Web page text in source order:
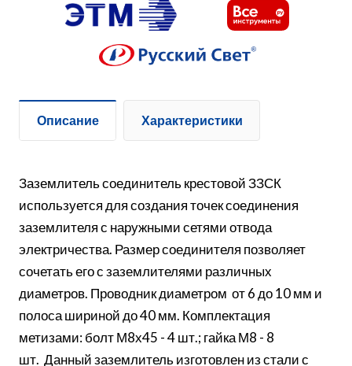
Описание Характеристики
Заземлитель соединитель крестовой ЗЗСК
используется для создания точек соединения
заземлителя с наружными сетями отвода
электричества. Размер соединителя позволяет
сочетать его с заземлителями различных
диаметров. Проводник диаметром от 6 до 10 мм и
полоса шириной до 40 мм. Комплектация
метизами: болт М8х45 - 4 шт.; гайка М8 - 8
шт. Данный заземлитель изготовлен из стали с